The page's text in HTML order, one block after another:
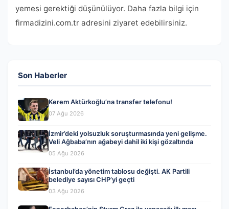
yemesi gerektiği düşünülüyor. Daha fazla bilgi için
firmadizini.com.tr adresini ziyaret edebilirsiniz.
Son Haberler
Kerem Aktürkoğlu’na transfer telefonu!
07 Ağu 2026
İzmir’deki yolsuzluk soruşturmasında yeni gelişme.
Veli Ağbaba’nın ağabeyi dahil iki kişi gözaltında
05 Ağu 2026
İstanbul’da yönetim tablosu değişti. AK Partili
belediye sayısı CHP’yi geçti
03 Ağu 2026